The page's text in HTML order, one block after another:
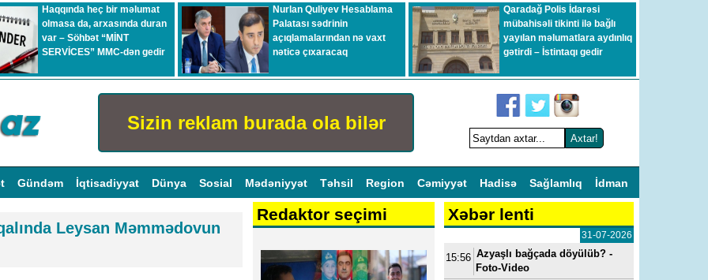
Haqqında heç bir məlumat
olmasa da, arxasında duran
var – Söhbət “MİNT
SERVİCES” MMC-dən gedir
Nurlan Quliyev Hesablama
Palatası sədrinin
açıqlamalarından nə vaxt
nəticə çıxaracaq
Qaradağ Polis İdarəsi
mübahisəli tikinti ilə bağlı
yayılan məlumatlara aydınlıq
gətirdi – İstintaqı gedir
Sizin reklam burada ola bilər
Gündəm İqtisadiyyat Dünya Sosial Mədəniyyət Təhsil Region Cəmiyyət Hadisə Sağlamlıq İdman
Leysan Məmmədovun
Redaktor seçimi Xəbər lenti
31-07-2026
15:56 Azyaşlı bağçada döyülüb? -
Foto-Video